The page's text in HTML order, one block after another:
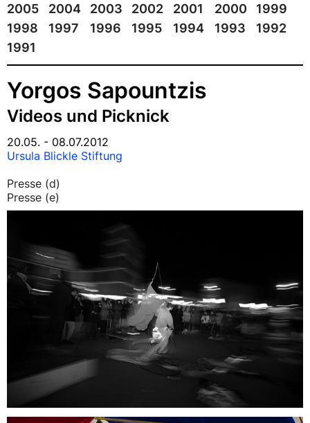
2005
2004 2003 2002 2001 2000
1999
1998
1997 1996 1995 1994 1993
1992
1991
Yorgos Sapountzis
Videos und Picknick
20.05. - 08.07.2012
Ursula Blickle Stiftung
Presse (d)
Presse (e)